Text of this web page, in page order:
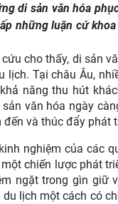
di sản văn hóa
những luận cứ
cho thấy, di sản
lịch. Tại châu Âu,
năng thu hút
văn hóa ngày
và thúc đẩy phát
nghiệm của các
chiến lược phát
ngặt trong gìn giữ
lịch một cách có